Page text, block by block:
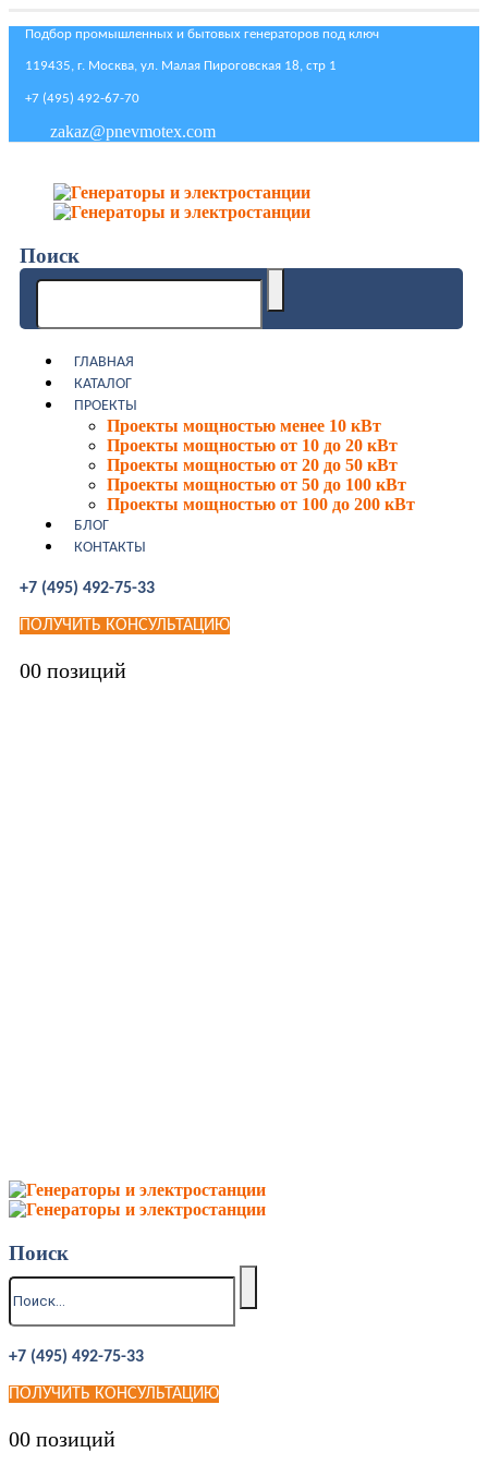
Подбор промышленных и бытовых генераторов под ключ
119435, г. Москва, ул. Малая Пироговская 18, стр 1
+7 (495) 492-67-70
zakaz@pnevmotex.com
Поиск
ГЛАВНАЯ
КАТАЛОГ
ПРОЕКТЫ
Проекты мощностью менее 10 кВт
Проекты мощностью от 10 до 20 кВт
Проекты мощностью от 20 до 50 кВт
Проекты мощностью от 50 до 100 кВт
Проекты мощностью от 100 до 200 кВт
БЛОГ
КОНТАКТЫ
+7 (495) 492-75-33
ПОЛУЧИТЬ КОНСУЛЬТАЦИЮ
00 позиций
Поиск
+7 (495) 492-75-33
ПОЛУЧИТЬ КОНСУЛЬТАЦИЮ
00 позиций